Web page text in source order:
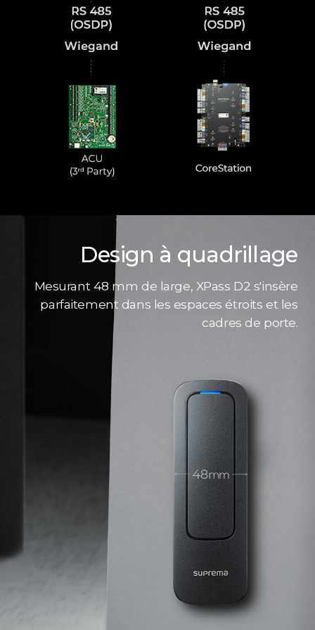
Design à quadrillage
Mesurant 48 mm de large, XPass D2 s'insère
parfaitement dans les espaces étroits et les
cadres de porte.